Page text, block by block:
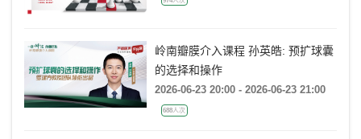
岭南瓣膜介入课程 孙英皓: 预扩球囊
的选择和操作
2026-06-23 20:00 - 2026-06-23 21:00
688人次